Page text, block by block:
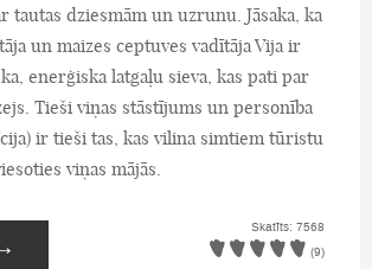
tautas dziesmām un uzrunu. Jāsaka, ka
un maizes ceptuves vadītāja Vija ir
enerģiska latgaļu sieva, kas pati par
Tieši viņas stāstījums un personība
ir tieši tas, kas vilina simtiem tūristu
viņas mājās.
Skatīts: 7568
(9)